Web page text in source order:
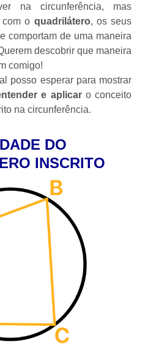
na circunferência, mas
com o quadrilátero, os seus
comportam de uma maneira
descobrir que maneira
comigo!
posso esperar para mostrar
e aplicar o conceito
na circunferência.
DO
INSCRITO